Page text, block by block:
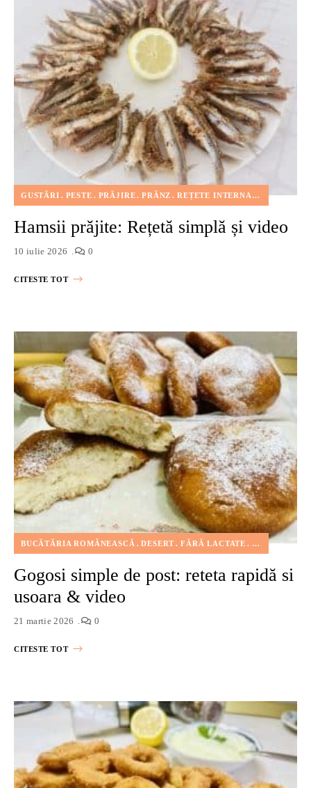
GUSTĂRI PESTE PRĂJIRE PRÂNZ REȚETE INTERNAȚIONALE
Hamsii prăjite: Rețetă simplă și video
10 iulie 2026 0
CITESTE TOT
BUCĂTĂRIA ROMÂNEASCĂ DESERT FĂRĂ LACTATE FĂRĂ OU
Gogosi simple de post: reteta rapidă si
usoara & video
21 martie 2026 0
CITESTE TOT